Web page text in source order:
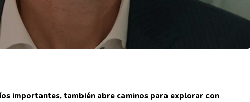
importantes, también abre caminos para explorar con